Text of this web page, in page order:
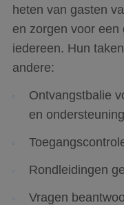
heten van gasten
en zorgen voor
iedereen. Hun
andere:
Ontvangstbalie
en
Rondleidingen
Vragen